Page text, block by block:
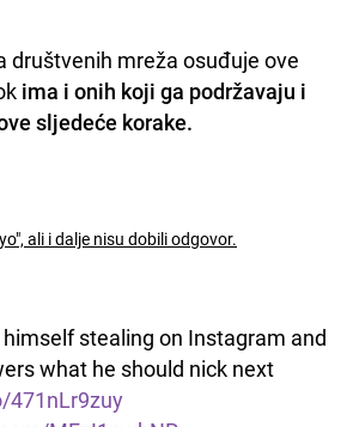
društvenih mreža osuđuje ove
ima i onih koji ga podržavaju i
sljedeće korake.
ali i dalje nisu dobili odgovor.
stealing on Instagram and
what he should nick next
471nLr9zuy